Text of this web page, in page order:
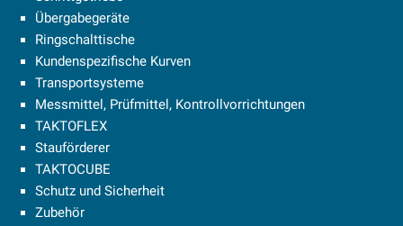
Übergabegeräte
Ringschalttische
Kundenspezifische Kurven
Transportsysteme
Messmittel, Prüfmittel, Kontrollvorrichtungen
TAKTOFLEX
Stauförderer
TAKTOCUBE
Schutz und Sicherheit
Zubehör